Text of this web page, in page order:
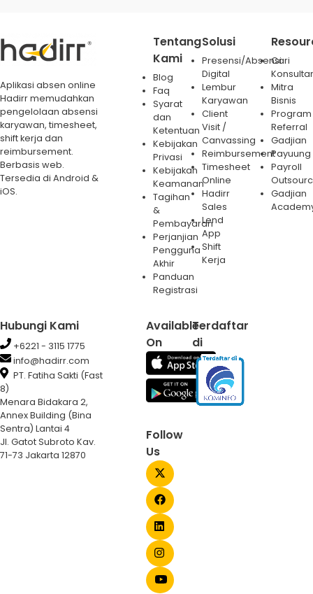
Aplikasi absen online
Hadirr memudahkan
pengelolaan absensi
karyawan, timesheet,
shift kerja dan
reimbursement.
Berbasis web.
Tersedia di Android &
iOS.
Tentang
Kami
Blog
Faq
Syarat
dan
Ketentuan
Kebijakan
Privasi
Kebijakan
Keamanan
Tagihan
&
Pembayaran
Perjanjian
Pengguna
Akhir
Panduan
Registrasi
Solusi
Presensi/Absensi
Digital
Lembur
Karyawan
Client
Visit /
Canvassing
Reimbursement
Timesheet
Online
Hadirr
Sales
Lend
App
Shift
Kerja
Cari
Mitra
Bisnis
Program
Referral
Gadjian
Payuung
Payroll
Gadjian
Hubungi Kami
+6221 - 3115 1775
info@hadirr.com
PT. Fatiha Sakti (Fast
8)
Menara Bidakara 2,
Annex Building (Bina
Sentra) Lantai 4
Jl. Gatot Subroto Kav.
71-73 Jakarta 12870
Available
On
Follow
Us
Terdaftar
di